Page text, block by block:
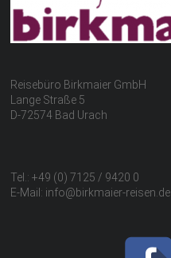
Reisebüro Birkmaier GmbH
Lange Straße 5
D-72574 Bad Urach
Tel.: +49 (0) 7125 / 9420 0
E-Mail: info@birkmaier-reisen.de